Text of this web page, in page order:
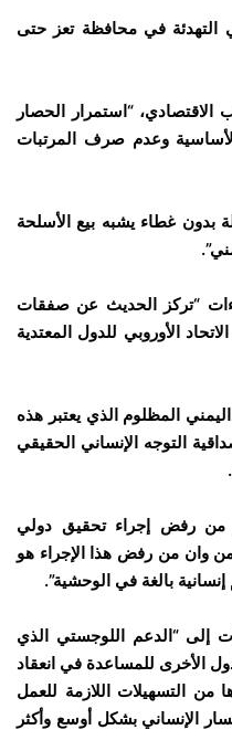
التهدئة في محافظة تعز حتى
الاقتصادي، “استمرار الحصار
وعدم صرف المرتبات
بدون غطاء يشبه بيع الأسلحة
“تركز الحديث عن صفقات
الأوروبي للدول المعتدية
المظلوم الذي يعتبر هذه
التوجه الإنساني الحقيقي
من رفض إجراء تحقيق دولي
وان من رفض هذا الإجراء هو
بالغة في الوحشية”.
إلى “الدعم اللوجستي الذي
الأخرى للمساعدة في انعقاد
من التسهيلات اللازمة للعمل
الإنساني بشكل أوسع وأكثر